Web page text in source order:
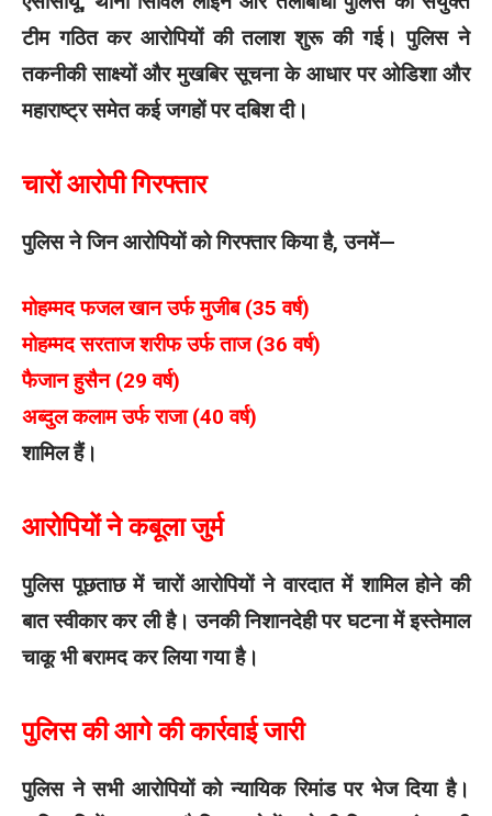
टीम गठित कर आरोपियों की तलाश शुरू की गई। पुलिस ने
तकनीकी साक्ष्यों और मुखबिर सूचना के आधार पर ओडिशा और
महाराष्ट्र समेत कई जगहों पर दबिश दी।
चारों आरोपी गिरफ्तार
पुलिस ने जिन आरोपियों को गिरफ्तार किया है, उनमें—
मोहम्मद फजल खान उर्फ मुजीब (35 वर्ष)
मोहम्मद सरताज शरीफ उर्फ ताज (36 वर्ष)
फैजान हुसैन (29 वर्ष)
अब्दुल कलाम उर्फ राजा (40 वर्ष)
शामिल हैं।
आरोपियों ने कबूला जुर्म
पुलिस पूछताछ में चारों आरोपियों ने वारदात में शामिल होने की
बात स्वीकार कर ली है। उनकी निशानदेही पर घटना में इस्तेमाल
चाकू भी बरामद कर लिया गया है।
पुलिस की आगे की कार्रवाई जारी
पुलिस ने सभी आरोपियों को न्यायिक रिमांड पर भेज दिया है।